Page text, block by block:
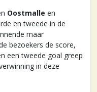
Oostmalle en
en tweede in de
maar
bezoekers de score,
een tweede goal greep
in deze